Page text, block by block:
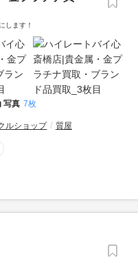
します！
写真 7枚
ルショップ 質屋